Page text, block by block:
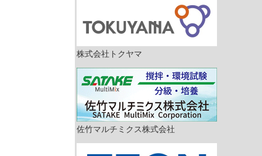
株式会社トクヤマ
佐竹マルチミクス株式会社